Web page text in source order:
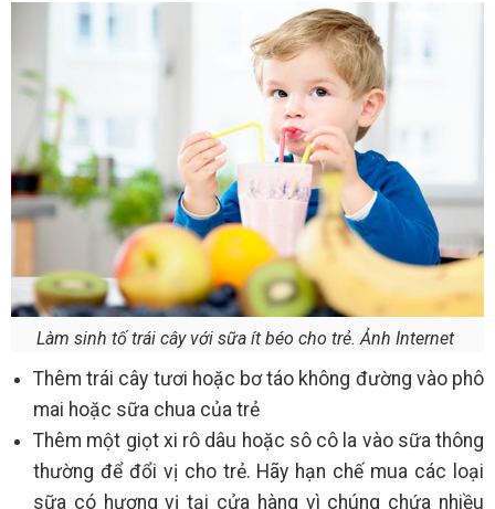
Làm sinh tố trái cây với sữa ít béo cho trẻ. Ảnh Internet
Thêm trái cây tươi hoặc bơ táo không đường vào phô
mai hoặc sữa chua của trẻ
Thêm một giọt xi rô dâu hoặc sô cô la vào sữa thông
thường để đổi vị cho trẻ. Hãy hạn chế mua các loại
sữa có hương vị tại cửa hàng vì chúng chứa nhiều